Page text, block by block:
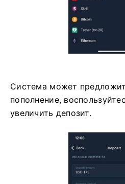
Система может
пополнение,
увеличить депозит.